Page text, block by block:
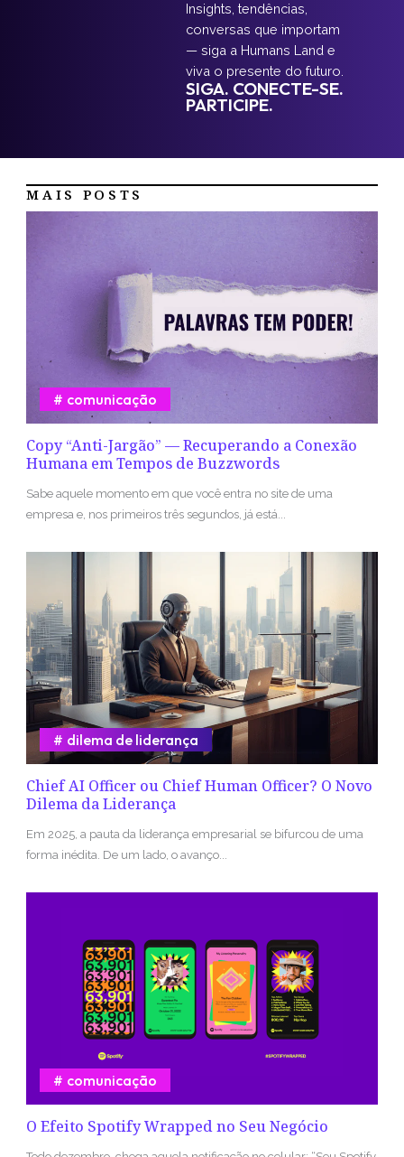
Insights, tendências,
conversas que importam
— siga a Humans Land e
viva o presente do futuro.
SIGA. CONECTE-SE.
PARTICIPE.
MAIS POSTS
Copy “Anti-Jargão” — Recuperando a Conexão
Humana em Tempos de Buzzwords
comunicação
Sabe aquele momento em que você entra no site de uma
empresa e, nos primeiros três segundos, já está...
Chief AI Officer ou Chief Human Officer? O Novo
Dilema da Liderança
dilema de liderança
Em 2025, a pauta da liderança empresarial se bifurcou de uma
forma inédita. De um lado, o avanço...
O Efeito Spotify Wrapped no Seu Negócio
comunicação